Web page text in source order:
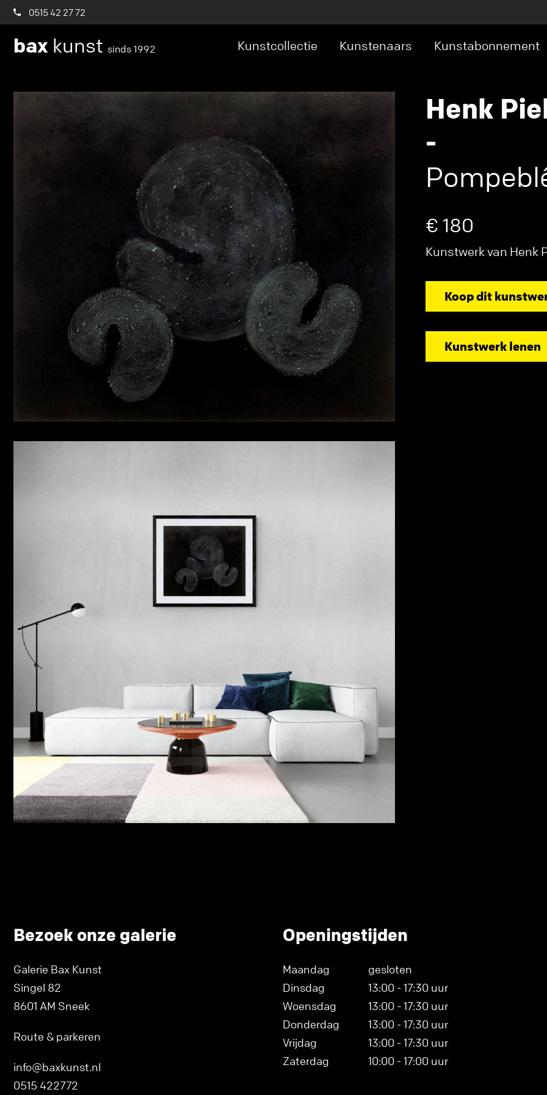
0515 42 27 72
bax kunst sinds 1992 Kunstcollectie Kunstenaars Kunstabonnement
Henk
-
€ 180
Kunstwerk van Henk
Koop dit
Kunstwerk lenen
Bezoek onze galerie
Galerie Bax Kunst
Singel 82
8601 AM Sneek
Route & parkeren
info@baxkunst.nl
0515 422772
Openingstijden
Maandag
gesloten
Dinsdag
13:00 - 17:30 uur
Woensdag
13:00 - 17:30 uur
Donderdag
13:00 - 17:30 uur
Vrijdag
13:00 - 17:30 uur
Zaterdag
10:00 - 17:00 uur